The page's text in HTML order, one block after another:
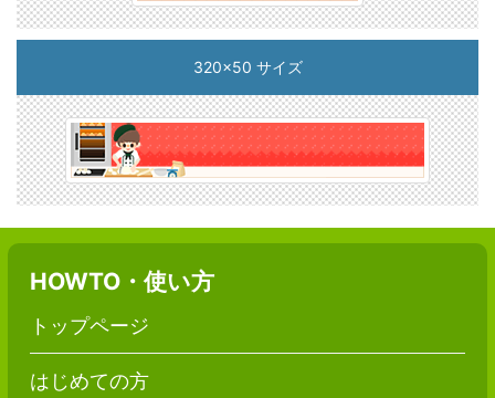
320x50 サイズ
HOWTO・使い方
トップページ
はじめての方